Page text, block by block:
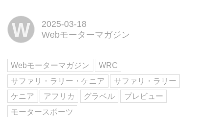
ケニアへ、ラリーは前戦とはまっ
W
2025-03-18
Webモーターマガジン
Webモーターマガジン
WRC
サファリ・ラリー・ケニア
サファリ・ラリー
ケニア
アフリカ グラベル
プレビュー
モータースポーツ